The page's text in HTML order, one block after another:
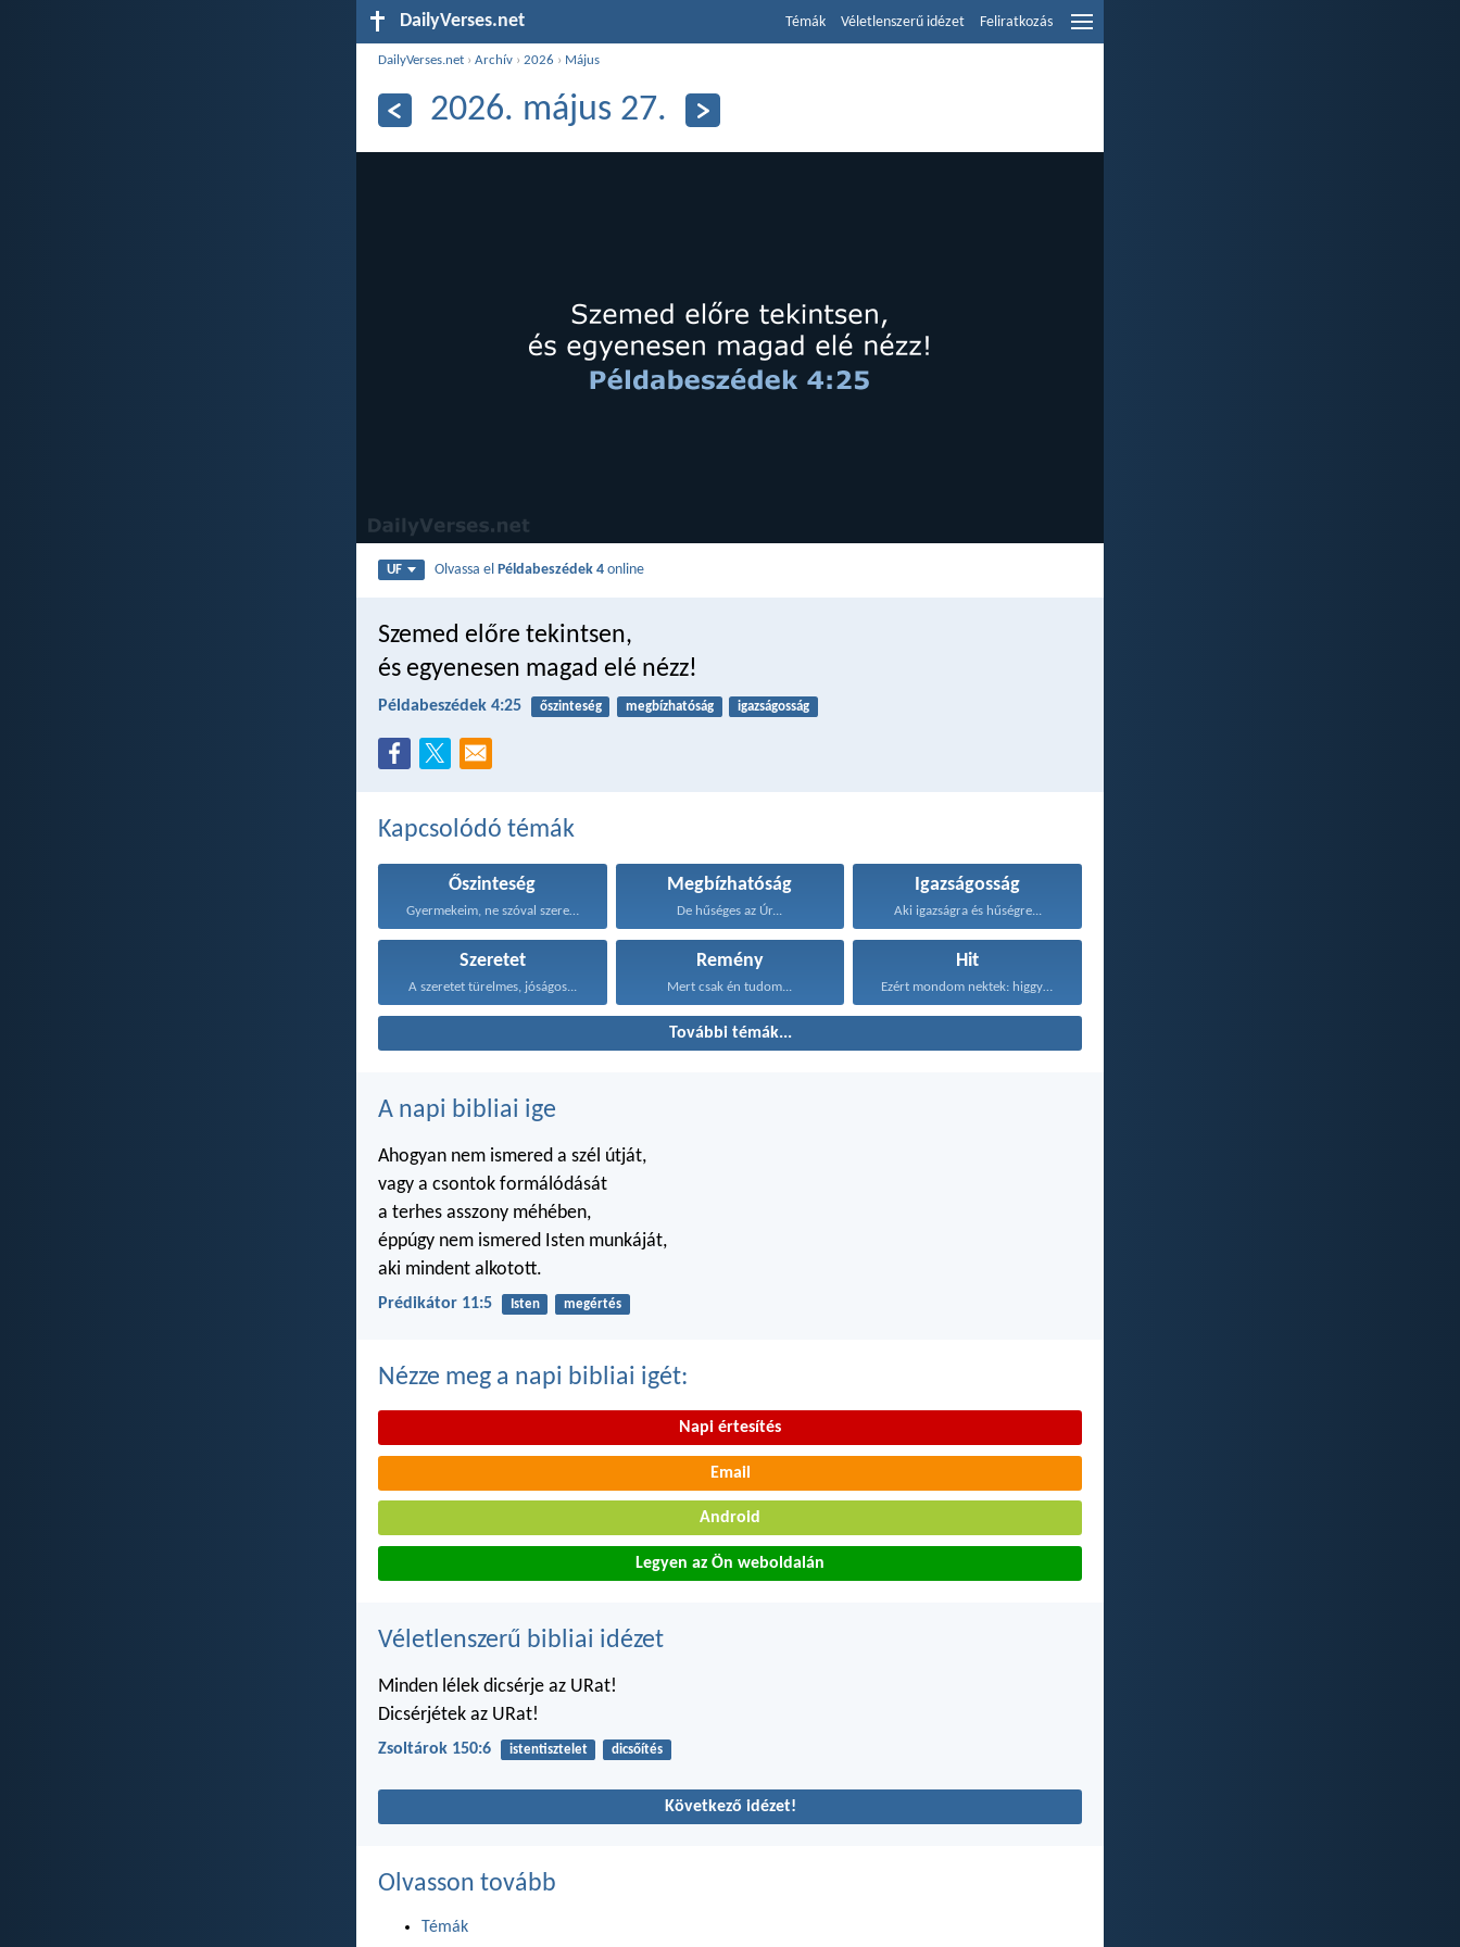
DailyVerses.net Témák Véletlenszerű idézet Feliratkozás
DailyVerses.net ›Archív ›2026 › Május
2026. május 27.
UF Olvassa elPéldabeszédek 4 online
Szemed előre tekintsen,
és egyenesen magad elé nézz!
Példabeszédek 4:25 őszinteség megbízhatóság igazságosság
Kapcsolódó témák
Őszinteség
Gyermekeim, ne szóval szeressünk...
Megbízhatóság
De hűséges az Úr...
Igazságosság
Aki igazságra és hűségre...
Szeretet
A szeretet türelmes, jóságos...
Remény
Mert csak én tudom...
Hit
Ezért mondom nektek: higgyétek...
További témák...
A napi bibliai ige
Ahogyan nem ismered a szél útját,
vagy a csontok formálódását
a terhes asszony méhében,
éppúgy nem ismered Isten munkáját,
aki mindent alkotott.
Prédikátor 11:5 Isten megértés
Nézze meg a napi bibliai igét:
Napi értesítés
Email
Android
Legyen az Ön weboldalán
Véletlenszerű bibliai idézet
Minden lélek dicsérje az URat!
Dicsérjétek az URat!
Zsoltárok 150:6 istentisztelet dicsőítés
Következő idézet!
Olvasson tovább
Témák